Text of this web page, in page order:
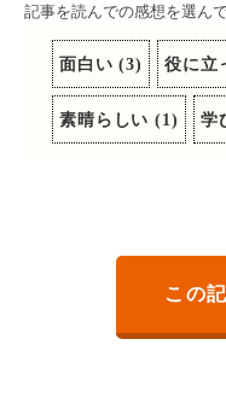
記事を読んでの感想を選ん
面白い (3) 役に立
素晴らしい (1) 学
この